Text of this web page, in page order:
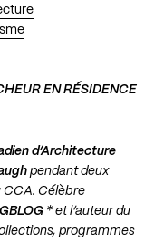
EN RÉSIDENCE
d’Architecture
pendant deux
CCA. Célèbre
* et l’auteur du
programmes